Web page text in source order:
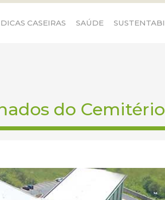
DICAS CASEIRAS SAÚDE
do